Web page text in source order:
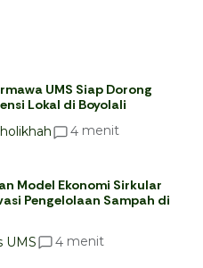
UMS Siap Dorong
Lokal di Boyolali
4 menit
Model Ekonomi Sirkular
Pengelolaan Sampah di
UMS
4 menit